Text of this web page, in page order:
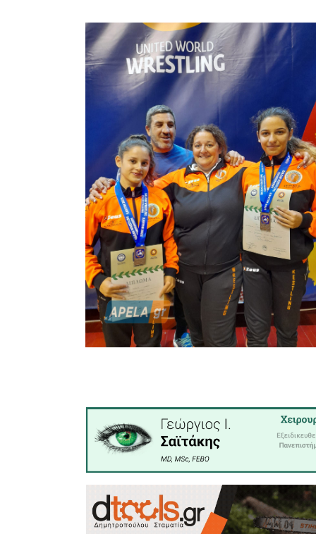
Το
τιμήθηκε
Ας
Συλλόγου
ανώτερα